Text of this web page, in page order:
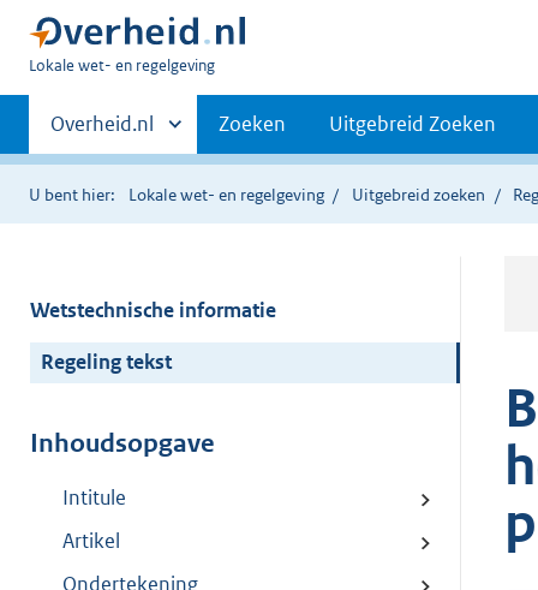
U
hier:
Lokale wet- en regelgeving
Primaire
navigatie
Andere
sites
binnen
Overheid.nl Zoeken Uitgebreid Zoeken
U bent hier: Lokale wet- en regelgeving Uitgebreid zoeken
Wetstechnische informatie
Regeling tekst
Inhoudsopgave
Intitule
Artikel
Ondertekening